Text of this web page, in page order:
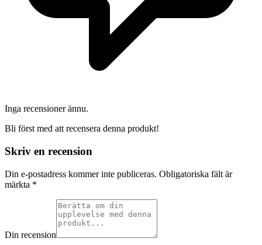
Inga recensioner ännu.
Bli först med att recensera denna produkt!
Skriv en recension
Din e-postadress kommer inte publiceras. Obligatoriska fält är
märkta *
Din recension